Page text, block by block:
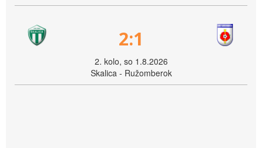
2:1
2. kolo, so 1.8.2026
Skalica - Ružomberok